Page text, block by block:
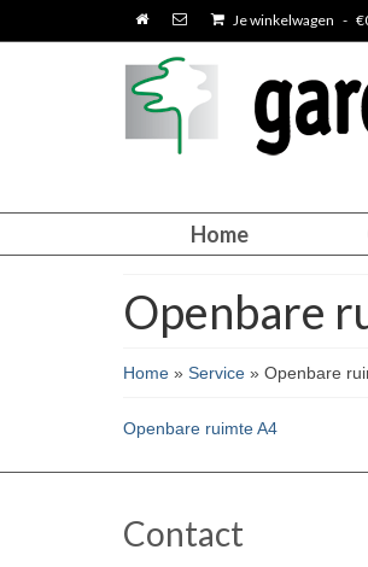
Je winkelwagen - €
Home
Openbare
Home » Service » Openbare
Openbare ruimte A4
Contact